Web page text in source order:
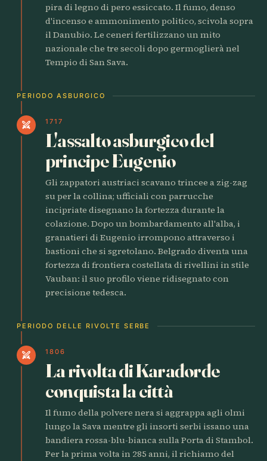
pira di legno di pero essiccato. Il fumo, denso
d'incenso e ammonimento politico, scivola sopra
il Danubio. Le ceneri fertilizzano un mito
nazionale che tre secoli dopo germoglierà nel
Tempio di San Sava.
PERIODO ASBURGICO
swords 1717
L'assalto asburgico del
principe Eugenio
Gli zappatori austriaci scavano trincee a zig-zag
su per la collina; ufficiali con parrucche
incipriate disegnano la fortezza durante la
colazione. Dopo un bombardamento all'alba, i
granatieri di Eugenio irrompono attraverso i
bastioni che si sgretolano. Belgrado diventa una
fortezza di frontiera costellata di rivellini in stile
Vauban: il suo profilo viene ridisegnato con
precisione tedesca.
PERIODO DELLE RIVOLTE SERBE
swords 1806
La rivolta di Karađorđe
conquista la città
Il fumo della polvere nera si aggrappa agli olmi
lungo la Sava mentre gli insorti serbi issano una
bandiera rossa-blu-bianca sulla Porta di Stambol.
Per la prima volta in 285 anni, il richiamo del